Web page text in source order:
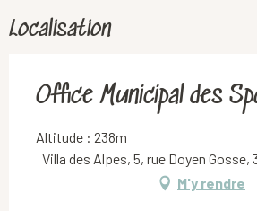
Localisation
Office Municipal des
Altitude : 238m
Villa des Alpes, 5, rue Doyen Gosse,
M'y rendre